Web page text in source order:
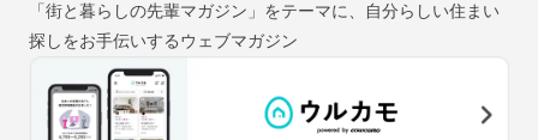
「街と暮らしの先輩マガジン」をテーマに、自分らしい住まい
探しをお手伝いするウェブマガジン